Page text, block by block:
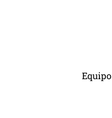
Equipo